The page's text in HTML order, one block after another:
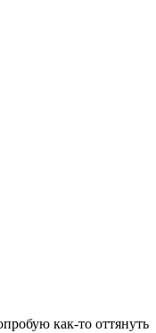
как-то оттянуть